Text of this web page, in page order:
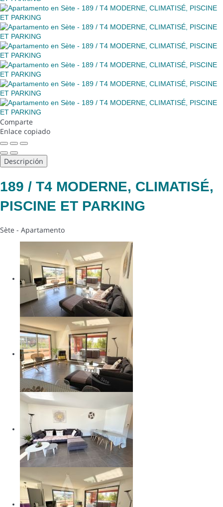
Comparte
Enlace copiado
Descripción
189 / T4 MODERNE, CLIMATISÉ,
PISCINE ET PARKING
Sète - Apartamento